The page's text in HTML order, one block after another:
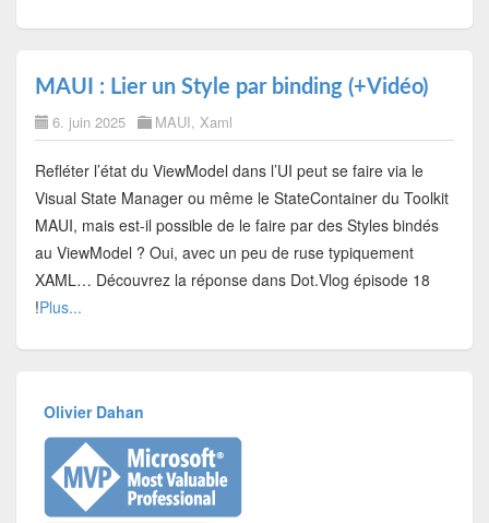
MAUI : Lier un Style par binding (+Vidéo)
6. juin 2025 MAUI, Xaml
Refléter l’état du ViewModel dans l’UI peut se faire via le
Visual State Manager ou même le StateContainer du Toolkit
MAUI, mais est-il possible de le faire par des Styles bindés
au ViewModel ? Oui, avec un peu de ruse typiquement
XAML… Découvrez la réponse dans Dot.Vlog épisode 18
!Plus...
Olivier Dahan